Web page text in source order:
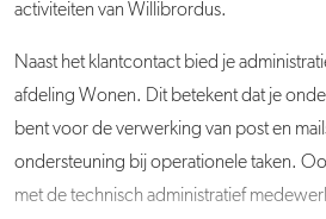
activiteiten van Willibrordus.
Naast het klantcontact bied je
afdeling Wonen. Dit betekent dat je
bent voor de verwerking van post en
ondersteuning bij operationele taken.
met de technisch administratief